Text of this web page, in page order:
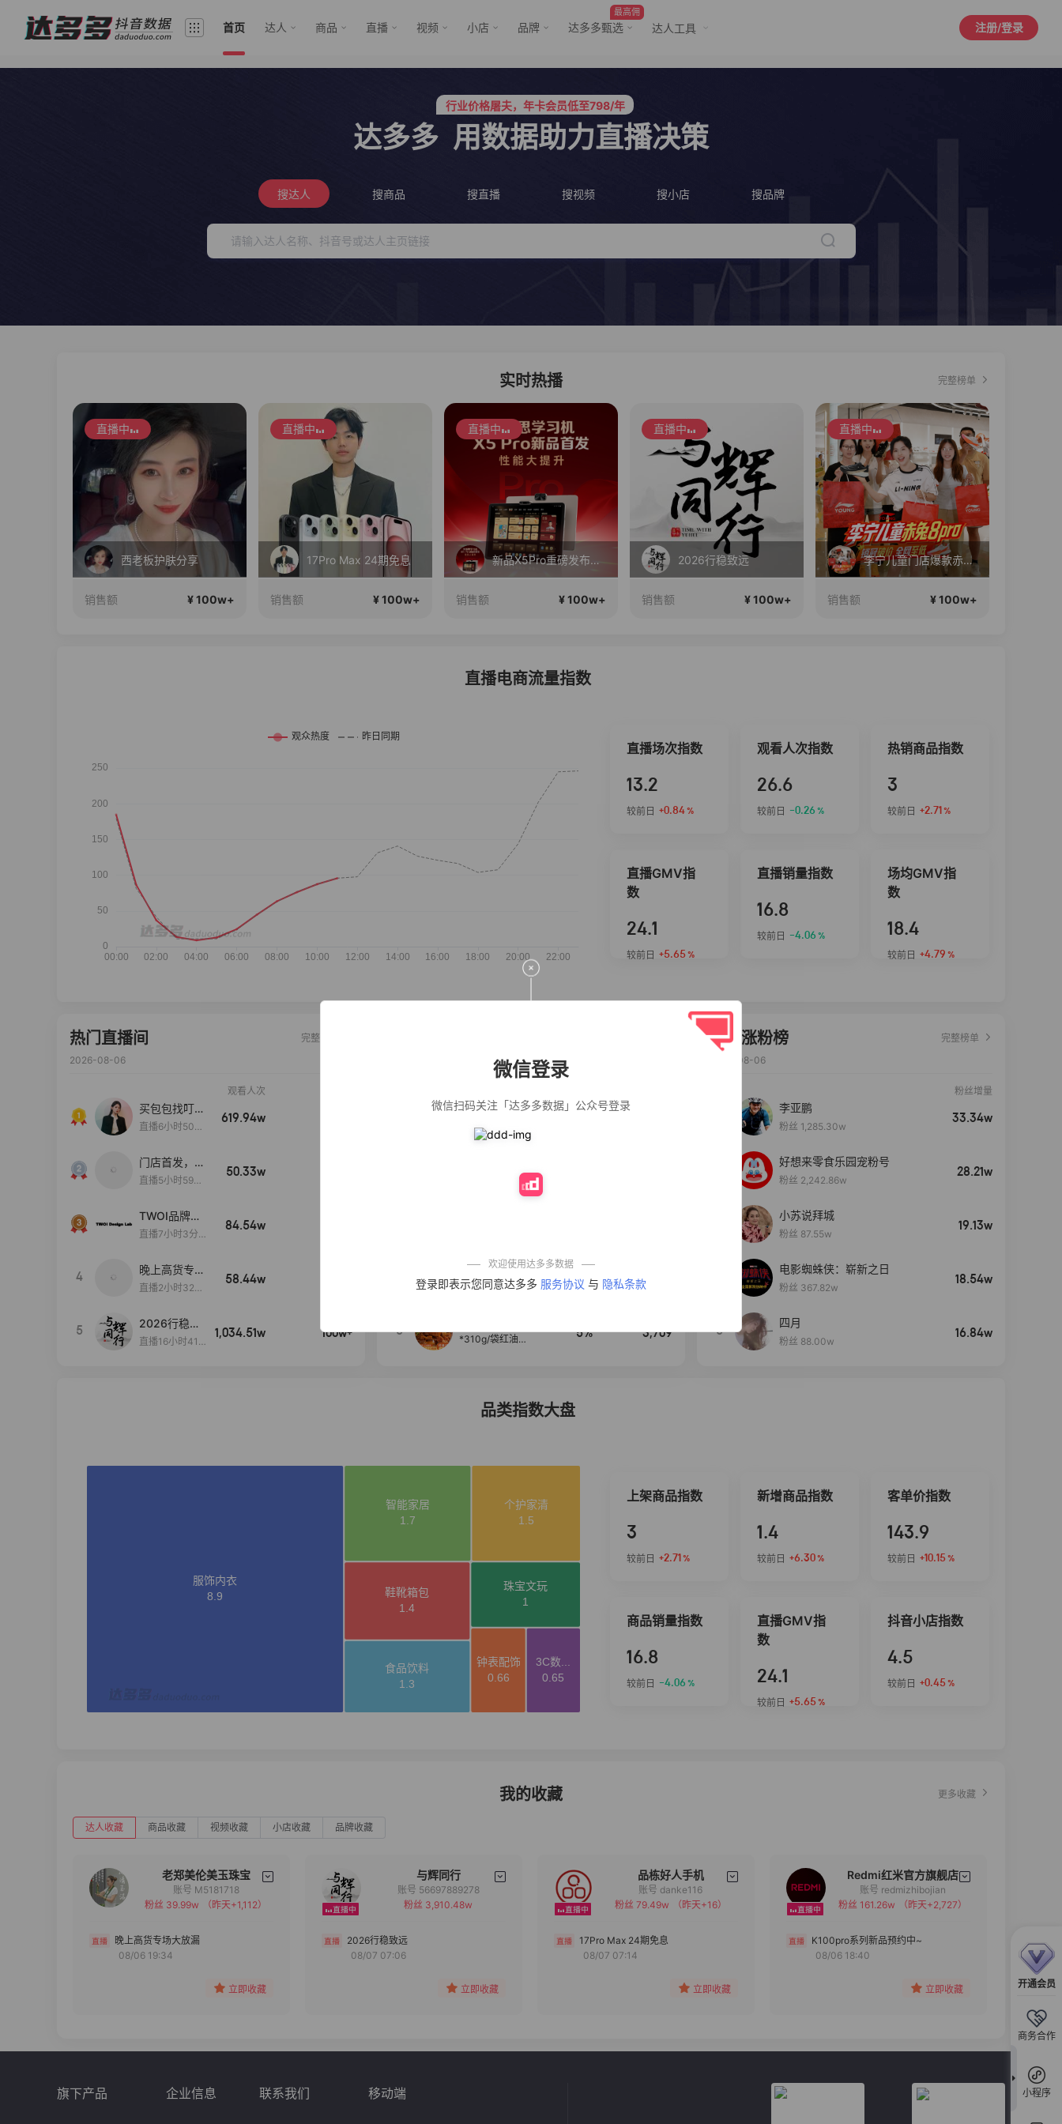
首页 达人 商品 直播 视频 小店 品牌
最高佣
达多多甄选 达人工具 注册/登录
开通会员
商务合作
小程序
微信登录
微信扫码关注「达多多数据」公众号登录
欢迎使用达多多数据
登录即表示您同意达多多 服务协议 与 隐私条款
服务三只羊、董先生等行业头部客户
行业价格屠夫，年卡会员低至798/年
服务三只羊、董先生等行业头部客户
达多多 用数据助力直播决策
搜达人 搜商品 搜直播 搜视频 搜小店 搜品牌
实时热播 完整榜单
直播中
西老板护肤分享
销售额 ¥ 100w+
直播中
17Pro Max 24期免息
销售额 ¥ 100w+
直播中
新品X5Pro重磅发布！性能大提升！首发补贴还送千元好礼！
销售额 ¥ 100w+
直播中
2026行稳致远
销售额 ¥ 100w+
直播中
李宁儿童门店爆款赤兔8pro终于有货了，全网销冠刷新历史底价
销售额 ¥ 100w+
直播电商流量指数
直播场次指数
13.2
较前日 +0.84%
观看人次指数
26.6
较前日 -0.26 %
热销商品指数
3
较前日 +2.71 %
直播GMV指
数
24.1
较前日 +5.65 %
直播销量指数
16.8
较前日 -4.06 %
场均GMV指
数
18.4
较前日 +4.79 %
热门直播间
完整榜单
2026-08-06
观看人次
买包包找叮
当,一折购！
直播6小时50分
619.94w
门店首发，秋
款大上新！！
直播5小时59分
50.33w
TWOI品牌直
播间新款上
直播7小时3分5
84.54w
4
晚上高货专场
大放漏
直播2小时32分
58.44w
5
2026行稳致
远
直播16小时41
1,034.51w 100w+
【净浮生】油污
重油污去油王污
衣粉轻松搓洗去
污渍除菌除螨3倍
免煮开袋即食劲
艾草抽绳式免撕
垃圾袋大号特厚
50% 4,154
5
*310g/袋红油麻
5% 3,709
达人涨粉榜
完整榜单
2026-08-06
粉丝增量
李亚鹏
粉丝 1,285.30w
33.34w
好想来零食乐园宠粉号
粉丝 2,242.86w
28.21w
小苏说拜城
粉丝 87.55w
19.13w
电影蜘蛛侠：崭新之日
粉丝 367.82w
18.54w
5
四月
粉丝 88.00w
16.84w
品类指数大盘
上架商品指数
3
较前日 +2.71 %
新增商品指数
1.4
较前日 +6.30%
客单价指数
143.9
较前日 +10.15 %
商品销量指数
16.8
较前日 -4.06 %
直播GMV指
数
24.1
较前日 +5.65 %
抖音小店指数
4.5
较前日 +0.45 %
我的收藏 更多收藏
达人收藏 商品收藏 视频收藏 小店收藏 品牌收藏
老郑美伦美玉珠宝
备注
分组
账号 M5181718
粉丝 39.99w
（昨天+1,112）
晚上高货专场大放漏
08/06 19:34
立即收藏
与辉同行
备注
账号 56697889278
粉丝 3,910.48w
2026行稳致远
08/07 07:06
立即收藏
品栋好人手机
备注
分组
账号 danke116
粉丝 79.49w
（昨天+16）
17Pro Max 24期免息
08/07 07:14
立即收藏
Redmi红米官方旗舰店
备注
分组
账号 redmizhibojian
粉丝 161.26w
（昨天+2,727）
K100pro系列新品预约中~
08/06 18:40
立即收藏
旗下产品 企业信息 联系我们 移动端